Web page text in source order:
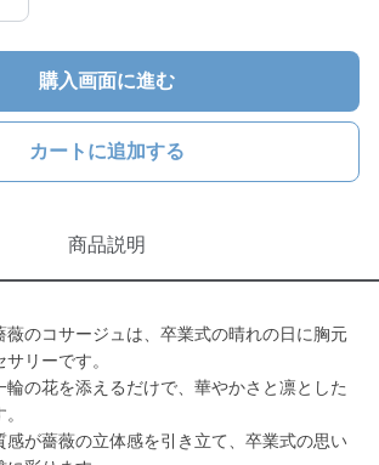
購入画面に進む
カートに追加する
商品説明
薇のコサージュは、卒業式の晴れの日に胸元
リーです。
輪の花を添えるだけで、華やかさと凛とした
感が薔薇の立体感を引き立て、卒業式の思い